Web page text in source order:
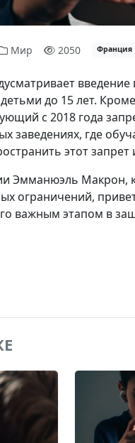
Мир 2050 Франция
до 15 лет.
с 2018 года
заведениях, где
этот
Эмманюэль Макрон,
ограничений,
важным этапом в